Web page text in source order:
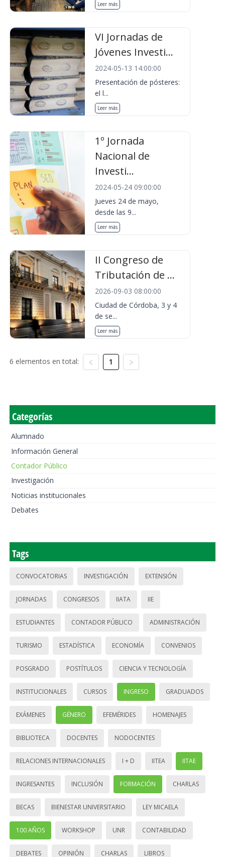
Leer más
VI Jornadas de
Jóvenes Investi...
2024-05-13 14:00:00
Presentación de pósteres:
el l...
Leer más
1º Jornada
Nacional de
Investi...
2024-05-24 09:00:00
Jueves 24 de mayo,
desde las 9...
Leer más
II Congreso de
Tributación de ...
2026-09-03 08:00:00
Ciudad de Córdoba, 3 y 4
de se...
Leer más
6 elementos en total: 1
Categorías
Alumnado
Información General
Contador Público
Investigación
Noticias institucionales
Debates
Tags
CONVOCATORIAS INVESTIGACIÓN EXTENSIÓN
JORNADAS CONGRESOS IIATA IIE
ESTUDIANTES CONTADOR PÚBLICO ADMINISTRACIÓN
TURISMO ESTADÍSTICA ECONOMÍA CONVENIOS
POSGRADO POSTÍTULOS CIENCIA Y TECNOLOGÍA
INSTITUCIONALES CURSOS INGRESO GRADUADOS
EXÁMENES GÉNERO EFEMÉRIDES HOMENAJES
BIBLIOTECA DOCENTES NODOCENTES
RELACIONES INTERNACIONALES I + D IITEA IITAE
INGRESANTES INCLUSIÓN FORMACIÓN CHARLAS
BECAS BIENESTAR UNIVERSITARIO LEY MICAELA
100 AÑOS WORKSHOP UNR CONTABILIDAD
DEBATES OPINIÓN CHARLAS LIBROS